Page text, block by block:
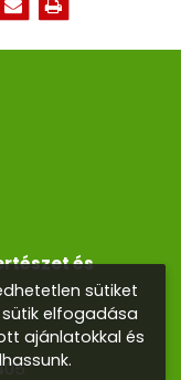
és
sütiket
elfogadása
ajánlatokkal és